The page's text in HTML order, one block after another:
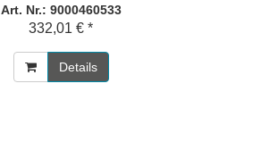
Art. Nr.: 9000460533
332,01 € *
Details